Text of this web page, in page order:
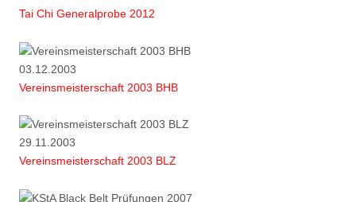
Tai Chi Generalprobe 2012
03.12.2003
Vereinsmeisterschaft 2003 BHB
29.11.2003
Vereinsmeisterschaft 2003 BLZ